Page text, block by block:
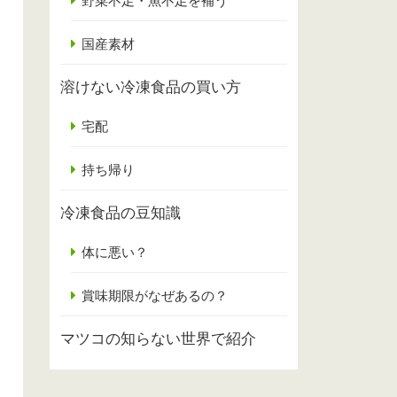
国産素材
溶けない冷凍食品の買い方
宅配
持ち帰り
冷凍食品の豆知識
体に悪い？
賞味期限がなぜあるの？
マツコの知らない世界で紹介